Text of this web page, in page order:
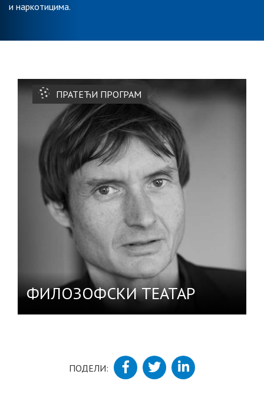
и наркотицима.
ПРАТЕЋИ ПРОГРАМ
ФИЛОЗОФСКИ ТЕАТАР
ПОДЕЛИ: